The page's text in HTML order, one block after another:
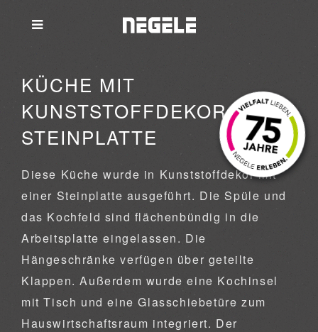
KÜCHE MIT
KUNSTSTOFFDEKOR UND
STEINPLATTE
Diese Küche wurde in Kunststoffdekor mit
einer Steinplatte ausgeführt. Die Spüle und
das Kochfeld sind flächenbündig in die
Arbeitsplatte eingelassen. Die
Hängeschränke verfügen über geteilte
Klappen. Außerdem wurde eine Kochinsel
mit Tisch und eine Glasschiebetüre zum
Hauswirtschaftsraum integriert. Der